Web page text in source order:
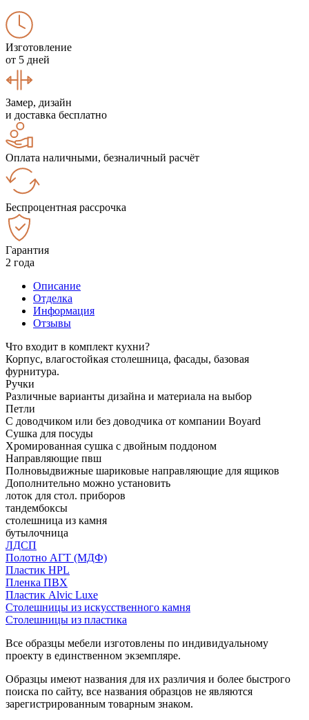
Изготовление
от 5 дней
Замер, дизайн
и доставка бесплатно
Оплата наличными, безналичный расчёт
Беспроцентная рассрочка
Гарантия
2 года
Описание
Отделка
Информация
Отзывы
Что входит в комплект кухни?
Корпус, влагостойкая столешница, фасады, базовая
фурнитура.
Ручки
Различные варианты дизайна и материала на выбор
Петли
С доводчиком или без доводчика от компании Boyard
Сушка для посуды
Хромированная сушка с двойным поддоном
Направляющие пвш
Полновыдвижные шариковые направляющие для ящиков
Дополнительно можно установить
лоток для стол. приборов
тандембоксы
столешница из камня
бутылочница
ЛДСП
Полотно АГТ (МДФ)
Пластик HPL
Пленка ПВХ
Пластик Alvic Luxe
Столешницы из искусственного камня
Столешницы из пластика
Все образцы мебели изготовлены по индивидуальному
проекту в единственном экземпляре.
Образцы имеют названия для их различия и более быстрого
поиска по сайту, все названия образцов не являются
зарегистрированным товарным знаком.